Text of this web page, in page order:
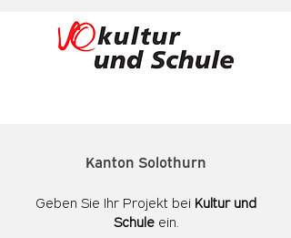
Kanton Solothurn
Geben Sie Ihr Projekt bei Kultur und
Schuleein.